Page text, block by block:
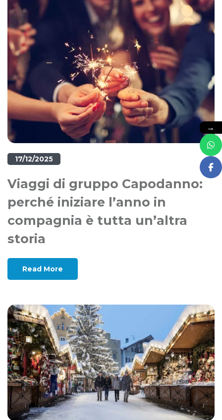
17/12/2025
Viaggi di gruppo Capodanno:
perché iniziare l’anno in
compagnia è tutta un’altra
storia
Read More
→